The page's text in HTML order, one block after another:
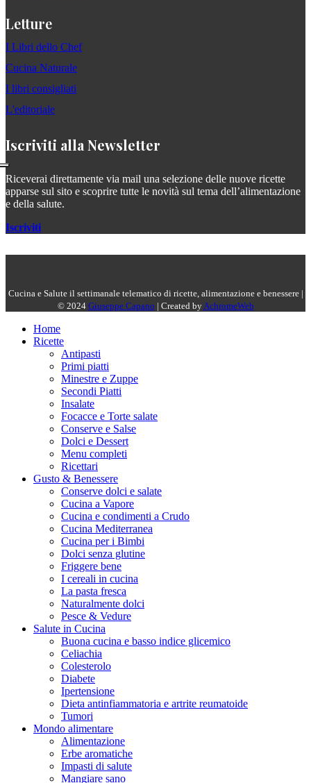
Letture
I Libri dello Chef
Cucina Naturale
I libri consigliati
L'editoriale
Iscriviti alla Newsletter
Riceverai direttamente via mail una selezione delle nuove ricette
apparse sul sito e scoprire tutte le novità sul tema dell’alimentazione
e della salute.
Iscriviti
Cucina e Salute il settimanale telematico di ricette, alimentazione e benessere |
© 2024 Giuseppe Capano | Created by AchromeWeb
Home
Ricette
Antipasti
Primi piatti
Minestre e Zuppe
Secondi Piatti
Insalate
Focacce e Torte salate
Conserve e Salse
Dolci e Dessert
Menu completi
Ricettari
Gusto & Benessere
Conserve dolci e salate
Cucina a Vapore
Cucina e condimenti a Crudo
Cucina Mediterranea
Cucina per i Bimbi
Dolci senza glutine
Friggere bene
I cereali in cucina
La pasta fresca
Naturalmente dolci
Pesce & Vedure
Salute in Cucina
Buona cucina e basso indice glicemico
Celiachia
Colesterolo
Diabete
Ipertensione
Dieta antinfiammatoria e artrite reumatoide
Tumori
Mondo alimentare
Alimentazione
Erbe aromatiche
Impasti di salute
Mangiare sano